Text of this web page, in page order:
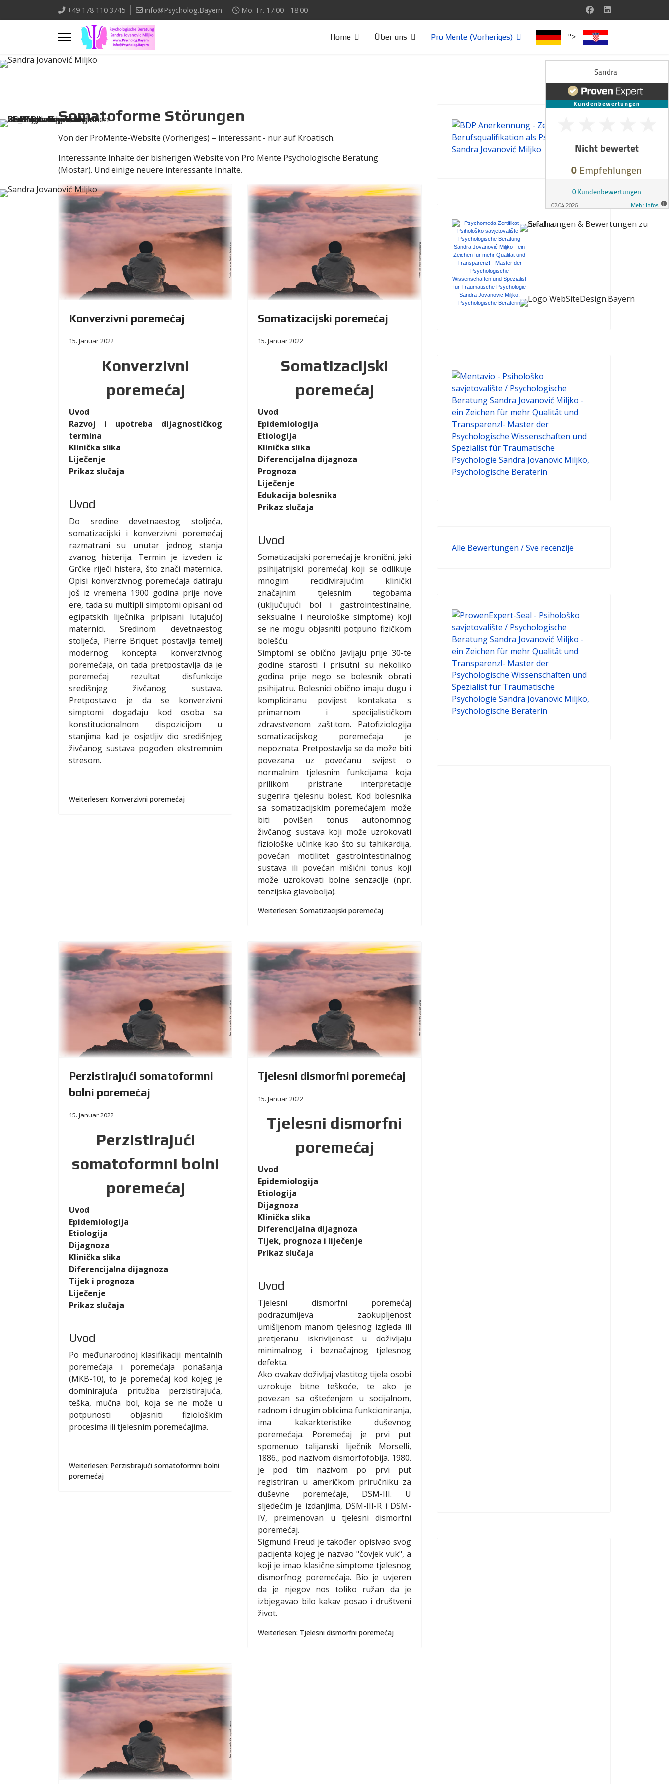
+49 178 110 3745 info@Psycholog.Bayern Mo.-Fr. 17:00 - 18:00
Home Über uns Pro Mente (Vorheriges) ">
Somatoforme Störungen
Von der ProMente-Website (Vorheriges) – interessant - nur auf Kroatisch.
Interessante Inhalte der bisherigen Website von Pro Mente Psychologische Beratung
(Mostar). Und einige neuere interessante Inhalte.
Konverzivni poremećaj
15. Januar 2022
Konverzivni
poremećaj
Uvod
Razvoj i upotreba dijagnostičkog
termina
Klinička slika
Liječenje
Prikaz slučaja
Uvod
Do sredine devetnaestog stoljeća,
somatizacijski i konverzivni poremećaj
razmatrani su unutar jednog stanja
zvanog histerija. Termin je izveden iz
Grčke riječi histera, što znači maternica.
Opisi konverzivnog poremećaja datiraju
još iz vremena 1900 godina prije nove
ere, tada su multipli simptomi opisani od
egipatskih liječnika pripisani lutajućoj
maternici. Sredinom devetnaestog
stoljeća, Pierre Briquet postavlja temelj
modernog koncepta konverzivnog
poremećaja, on tada pretpostavlja da je
poremećaj rezultat disfunkcije
središnjeg živčanog sustava.
Pretpostavio je da se konverzivni
simptomi događaju kod osoba sa
konstitucionalnom dispozicijom u
stanjima kad je osjetljiv dio središnjeg
živčanog sustava pogođen ekstremnim
stresom.
Weiterlesen: Konverzivni poremećaj
Somatizacijski poremećaj
15. Januar 2022
Somatizacijski
poremećaj
Uvod
Epidemiologija
Etiologija
Klinička slika
Diferencijalna dijagnoza
Prognoza
Liječenje
Edukacija bolesnika
Prikaz slučaja
Uvod
Somatizacijski poremećaj je kronični, jaki
psihijatrijski poremećaj koji se odlikuje
mnogim recidivirajućim klinički
značajnim tjelesnim tegobama
(uključujući bol i gastrointestinalne,
seksualne i neurološke simptome) koji
se ne mogu objasniti potpuno fizičkom
bolešću.
Simptomi se obično javljaju prije 30-te
godine starosti i prisutni su nekoliko
godina prije nego se bolesnik obrati
psihijatru. Bolesnici obično imaju dugu i
kompliciranu povijest kontakata s
primarnom i specijalističkom
zdravstvenom zaštitom. Patofiziologija
somatizacijskog poremećaja je
nepoznata. Pretpostavlja se da može biti
povezana uz povećanu svijest o
normalnim tjelesnim funkcijama koja
prilikom pristrane interpretacije
sugerira tjelesnu bolest. Kod bolesnika
sa somatizacijskim poremećajem može
biti povišen tonus autonomnog
živčanog sustava koji može uzrokovati
fiziološke učinke kao što su tahikardija,
povećan motilitet gastrointestinalnog
sustava ili povećan mišićni tonus koji
može uzrokovati bolne senzacije (npr.
tenzijska glavobolja).
Weiterlesen: Somatizacijski poremećaj
Perzistirajući somatoformni
bolni poremećaj
15. Januar 2022
Perzistirajući
somatoformni bolni
poremećaj
Uvod
Epidemiologija
Etiologija
Dijagnoza
Klinička slika
Diferencijalna dijagnoza
Tijek i prognoza
Liječenje
Prikaz slučaja
Uvod
Po međunarodnoj klasifikaciji mentalnih
poremećaja i poremećaja ponašanja
(MKB-10), to je poremećaj kod kojeg je
dominirajuća pritužba perzistirajuća,
teška, mučna bol, koja se ne može u
potpunosti objasniti fiziološkim
procesima ili tjelesnim poremećajima.
Weiterlesen: Perzistirajući somatoformni bolni
poremećaj
Tjelesni dismorfni poremećaj
15. Januar 2022
Tjelesni dismorfni
poremećaj
Uvod
Epidemiologija
Etiologija
Dijagnoza
Klinička slika
Diferencijalna dijagnoza
Tijek, prognoza i liječenje
Prikaz slučaja
Uvod
Tjelesni dismorfni poremećaj
podrazumijeva zaokupljenost
umišljenom manom tjelesnog izgleda ili
pretjeranu iskrivljenost u doživljaju
minimalnog i beznačajnog tjelesnog
defekta.
Ako ovakav doživljaj vlastitog tijela osobi
uzrokuje bitne teškoće, te ako je
povezan sa oštećenjem u socijalnom,
radnom i drugim oblicima funkcioniranja,
ima kakarkteristike duševnog
poremećaja. Poremećaj je prvi put
spomenuo talijanski liječnik Morselli,
1886., pod nazivom dismorfofobija. 1980.
je pod tim nazivom po prvi put
registriran u američkom priručniku za
duševne poremećaje, DSM-III. U
sljedećim je izdanjima, DSM-III-R i DSM-
IV, preimenovan u tjelesni dismorfni
poremećaj.
Sigmund Freud je također opisivao svog
pacijenta kojeg je nazvao "čovjek vuk", a
koji je imao klasične simptome tjelesnog
dismorfnog poremećaja. Bio je uvjeren
da je njegov nos toliko ružan da je
izbjegavao bilo kakav posao i društveni
život.
Weiterlesen: Tjelesni dismorfni poremećaj
Alle Bewertungen / Sve recenzije